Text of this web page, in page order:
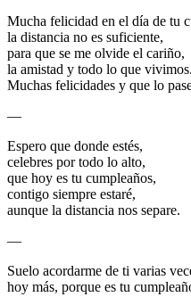
Mucha felicidad en el día de tu
la distancia no es suficiente,
para que se me olvide el cariño,
la amistad y todo lo que vivimos.
Muchas felicidades y que lo
—
Espero que donde estés,
celebres por todo lo alto,
que hoy es tu cumpleaños,
contigo siempre estaré,
aunque la distancia nos separe.
—
Suelo acordarme de ti varias
hoy más, porque es tu